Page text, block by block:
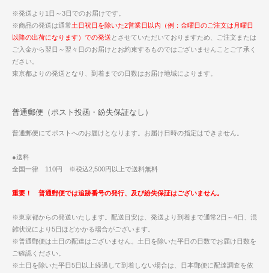
※発送より1日～3日でのお届けです。
※商品の発送は通常土日祝日を除いた2営業日以内（例：金曜日のご注文は月曜日
以降の出荷になります）での発送 とさせていただいておりますため、ご注文または
ご入金から翌日～翌々日のお届けとお約束するものではございませんことご了承く
ださい。
東京都よりの発送となり、到着までの日数はお届け地域によります。
普通郵便（ポスト投函・紛失保証なし）
普通郵便にてポストへのお届けとなります。お届け日時の指定はできません。
●送料
全国一律 110円 ※税込2,500円以上で送料無料
重要！ 普通郵便では追跡番号の発行、及び紛失保証はございません。
※東京都からの発送いたします。配送目安は、発送より到着まで通常2日～4日、混
雑状況により5日ほどかかる場合がございます。
※普通郵便は土日の配達はございません。土日を除いた平日の日数でお届け日数を
ご確認ください。
※土日を除いた平日5日以上経過して到着しない場合は、日本郵便に配達調査を依